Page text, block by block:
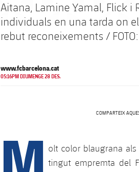
Aitana, Lamine Yamal, Flick
individuals en una tarda on
rebut reconeixements /
www.fcbarcelona.cat
05:16PM DIUMENGE 28 DES.
COMPARTEIX
M olt color blaugrana als
tingut empremta del